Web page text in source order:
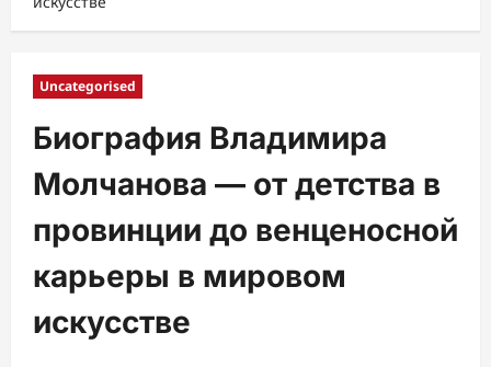
Uncategorised
Биография Владимира
Молчанова — от детства в
провинции до венценосной
карьеры в мировом
искусстве